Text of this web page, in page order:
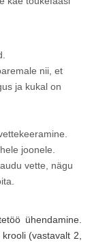
nii, et
ja kukal on
joonele.
vette, nägu
ühendamine.
(vastavalt 2,